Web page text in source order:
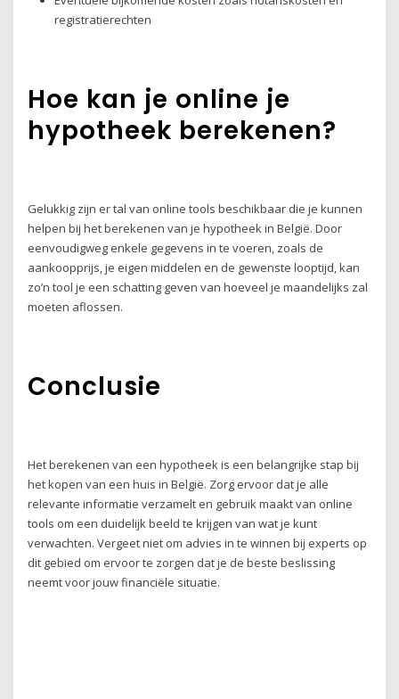
registratierechten
Hoe kan je online je
hypotheek berekenen?
Gelukkig zijn er tal van online tools beschikbaar die je kunnen
helpen bij het berekenen van je hypotheek in België. Door
eenvoudigweg enkele gegevens in te voeren, zoals de
aankoopprijs, je eigen middelen en de gewenste looptijd, kan
zo’n tool je een schatting geven van hoeveel je maandelijks zal
moeten aflossen.
Conclusie
Het berekenen van een hypotheek is een belangrijke stap bij
het kopen van een huis in België. Zorg ervoor dat je alle
relevante informatie verzamelt en gebruik maakt van online
tools om een duidelijk beeld te krijgen van wat je kunt
verwachten. Vergeet niet om advies in te winnen bij experts op
dit gebied om ervoor te zorgen dat je de beste beslissing
neemt voor jouw financiële situatie.